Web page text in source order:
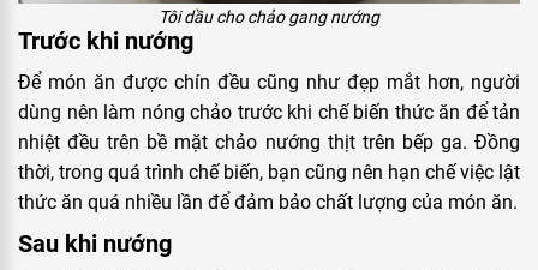
Tôi dầu cho chảo gang nướng
Trước khi nướng
Để món ăn được chín đều cũng như đẹp mắt hơn, người
dùng nên làm nóng chảo trước khi chế biến thức ăn để tản
nhiệt đều trên bề mặt chảo nướng thịt trên bếp ga. Đồng
thời, trong quá trình chế biến, bạn cũng nên hạn chế việc lật
thức ăn quá nhiều lần để đảm bảo chất lượng của món ăn.
Sau khi nướng